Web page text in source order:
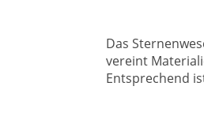
Das
vereint
Entsprechend